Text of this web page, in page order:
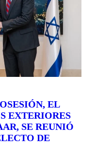
EL
EXTERIORES
SE REUNIÓ
DE